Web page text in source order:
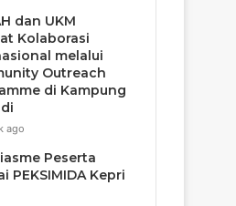
dan UKM
Kolaborasi
melalui
Outreach
di Kampung
ago
Peserta
PEKSIMIDA Kepri